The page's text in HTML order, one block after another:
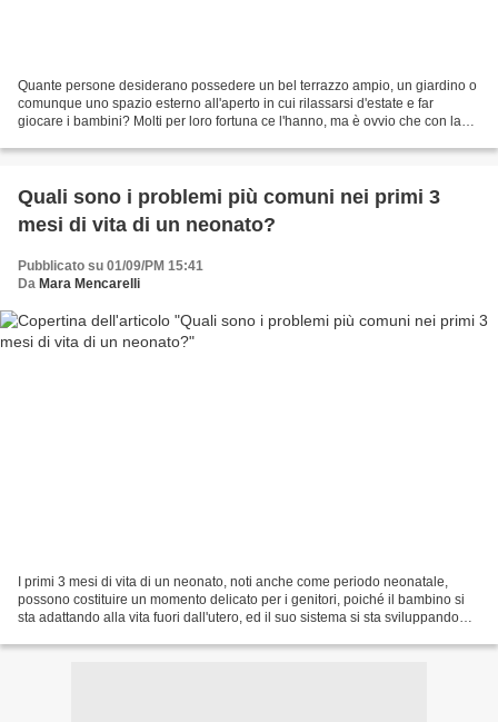
Quante persone desiderano possedere un bel terrazzo ampio, un giardino o
comunque uno spazio esterno all'aperto in cui rilassarsi d'estate e far
giocare i bambini? Molti per loro fortuna ce l'hanno, ma è ovvio che con la
Quali sono i problemi più comuni nei primi 3
mesi di vita di un neonato?
Pubblicato su 01/09/PM 15:41
Da Mara Mencarelli
I primi 3 mesi di vita di un neonato, noti anche come periodo neonatale,
possono costituire un momento delicato per i genitori, poiché il bambino si
sta adattando alla vita fuori dall'utero, ed il suo sistema si sta sviluppando